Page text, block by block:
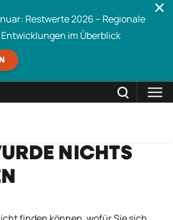
Restwerte 2026 – Regionale
im Überblick
SCHLIESSEN
NICHTS